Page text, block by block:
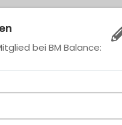
bei BM Balance: